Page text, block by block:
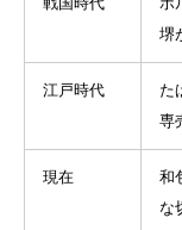
堺
江戸時代
た
専
現在
和
な